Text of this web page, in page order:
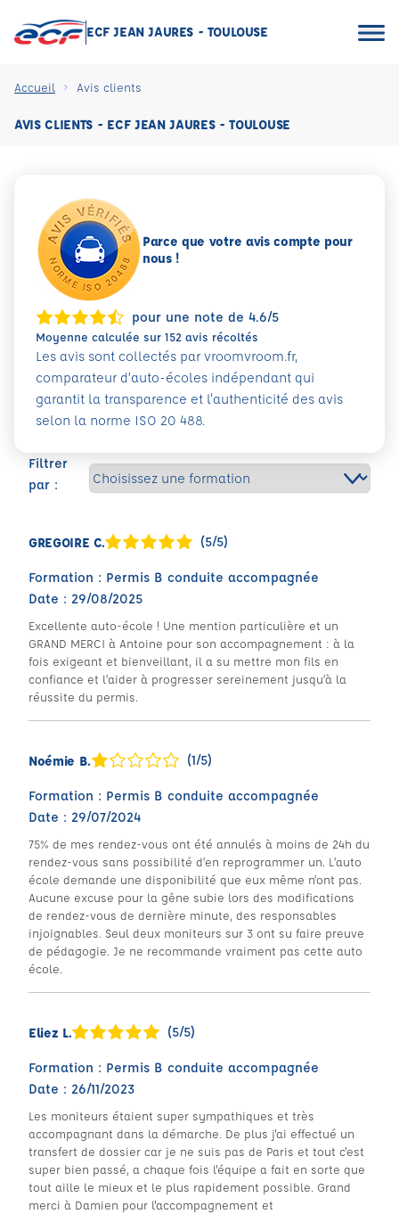
ECF JEAN JAURES - TOULOUSE
Accueil Avis clients
AVIS CLIENTS - ECF JEAN JAURES - TOULOUSE
Filtrer
par :
GREGOIRE C. (5/5)
Formation : Permis B conduite accompagnée
Date : 29/08/2025
Excellente auto-école ! Une mention particulière et un
GRAND MERCI à Antoine pour son accompagnement : à la
fois exigeant et bienveillant, il a su mettre mon fils en
confiance et l’aider à progresser sereinement jusqu’à la
réussite du permis.
Noémie B. (1/5)
Formation : Permis B conduite accompagnée
Date : 29/07/2024
75% de mes rendez-vous ont été annulés à moins de 24h du
rendez-vous sans possibilité d’en reprogrammer un. L’auto
école demande une disponibilité que eux même n’ont pas.
Aucune excuse pour la gêne subie lors des modifications
de rendez-vous de dernière minute, des responsables
injoignables. Seul deux moniteurs sur 3 ont su faire preuve
de pédagogie. Je ne recommande vraiment pas cette auto
école.
Eliez L. (5/5)
Formation : Permis B conduite accompagnée
Date : 26/11/2023
Les moniteurs étaient super sympathiques et très
accompagnant dans la démarche. De plus j'ai effectué un
transfert de dossier car je ne suis pas de Paris et tout c'est
super bien passé, a chaque fois l'équipe a fait en sorte que
tout aille le mieux et le plus rapidement possible. Grand
merci à Damien pour l'accompagnement et
Parce que votre avis compte pour
nous !
pour une note de 4.6/5
Moyenne calculée sur 152 avis récoltés
Les avis sont collectés par vroomvroom.fr,
comparateur d’auto-écoles indépendant qui
garantit la transparence et l'authenticité des avis
selon la norme ISO 20 488.